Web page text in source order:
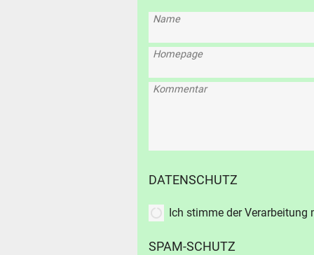
Name
Homepage
Kommentar
DATENSCHUTZ
Ich stimme der Verarbeitung
SPAM-SCHUTZ